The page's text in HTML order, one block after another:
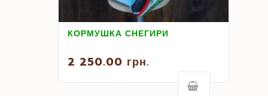
КОРМУШКА СНЕГИРИ
2 250.00 грн.